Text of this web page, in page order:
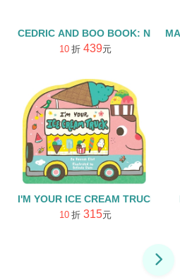
CEDRIC AND BOO BOOK: NEW
10 折 439元
I'M YOUR ICE CREAM TRUCK/硬
10 折 315元